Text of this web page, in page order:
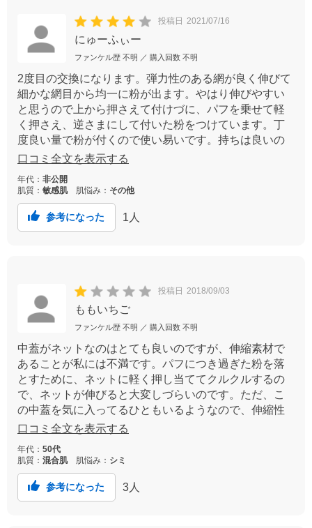
投稿日 2021/07/16
にゅーふぃー
ファンケル歴 不明 ／ 購入回数 不明
2度目の交換になります。弾力性のある網が良く伸びて
細かな網目から均一に粉が出ます。やはり伸びやすい
と思うので上から押さえて付けづに、パフを乗せて軽
く押さえ、逆さまにして付いた粉をつけています。丁
度良い量で粉が付くので使い易いです。持ちは良いの
ですが、衛生面を考慮して年2回位のペースで替えてい
口コミ全文を表示する
年代： 非公開
肌質： 敏感肌 肌悩み： その他
参考になった 1 人
投稿日 2018/09/03
ももいちご
ファンケル歴 不明 ／ 購入回数 不明
中蓋がネットなのはとても良いのですが、伸縮素材で
あることが私には不満です。パフにつき過ぎた粉を落
とすために、ネットに軽く押し当ててクルクルするの
で、ネットが伸びると大変しづらいのです。ただ、こ
の中蓋を気に入ってるひともいるようなので、伸縮性
ありなし２タイプで販売されると良いのかなぁと思い
口コミ全文を表示する
年代： 50代
肌質： 混合肌 肌悩み： シミ
参考になった 3 人